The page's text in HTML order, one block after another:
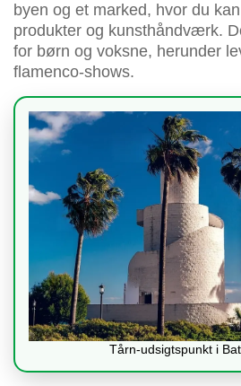
byen og et marked, hvor du
produkter og kunsthåndværk.
for børn og voksne, herunder
flamenco-shows.
Tårn-udsigtspunkt i